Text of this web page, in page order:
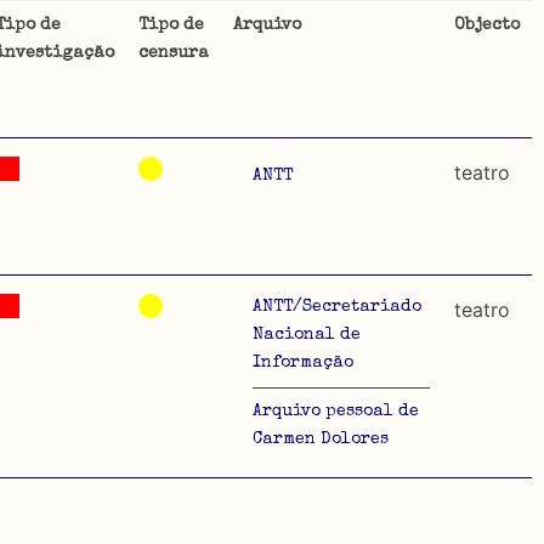
uma
e
de
Tipo de
censura
Arquivo Objecto
ANTT teatro
ANTT/Secretariado
Nacional de
Informação
Arquivo pessoal de
Carmen Dolores
teatro